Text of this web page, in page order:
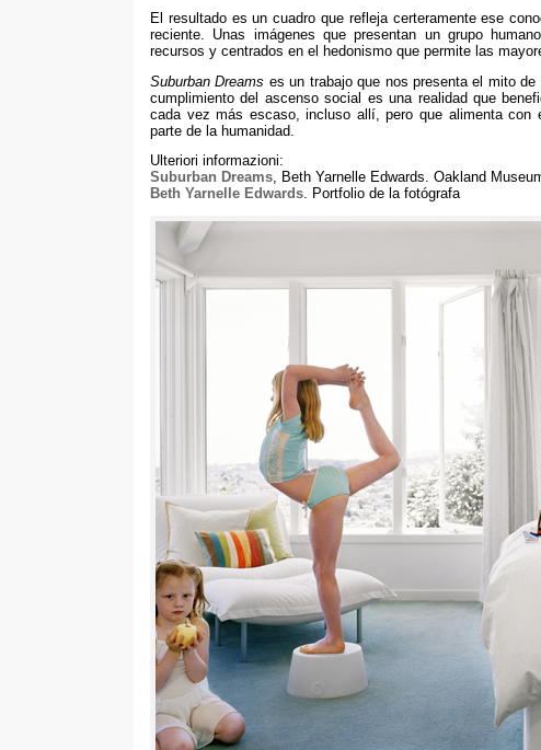
El resultado es un cuadro que refleja certeramente ese
reciente
Unas imágenes que presentan un grupo
recursos y centrados en el hedonismo que permite las
Suburban Dreams es un trabajo que nos presenta el mito
cumplimiento del ascenso social es una realidad que
cada vez más escaso,incluso allí,pero que alimenta con
parte de la humanidad
Ulteriori informazioni:
Suburban Dreams, Beth Yarnelle Edwards. Oakland
Beth Yarnelle Edwards. Portfolio de la fotógrafa